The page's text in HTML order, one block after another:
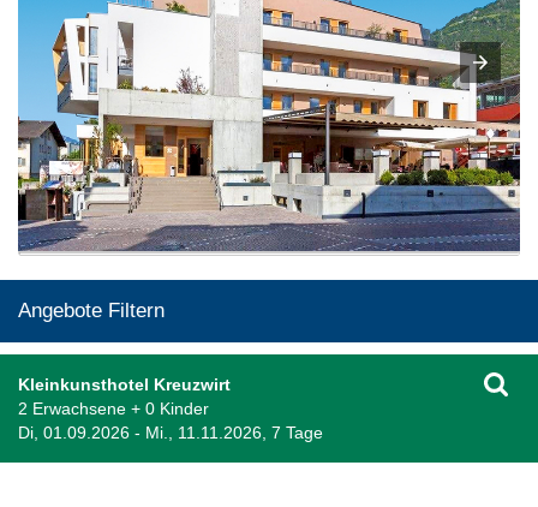
Angebote Filtern
Kleinkunsthotel Kreuzwirt
2 Erwachsene + 0 Kinder
Di, 01.09.2026 - Mi., 11.11.2026, 7 Tage